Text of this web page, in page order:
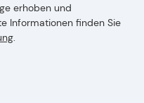
erhoben und
Informationen finden Sie